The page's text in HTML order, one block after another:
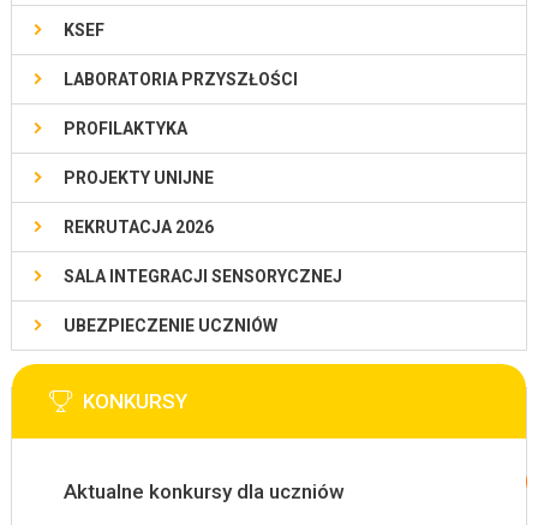
KSEF
LABORATORIA PRZYSZŁOŚCI
PROFILAKTYKA
PROJEKTY UNIJNE
REKRUTACJA 2026
SALA INTEGRACJI SENSORYCZNEJ
UBEZPIECZENIE UCZNIÓW
KONKURSY
Aktualne konkursy dla uczniów